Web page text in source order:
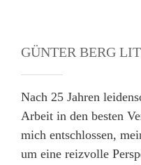
GÜNTER BERG
Nach 25 Jahren
Arbeit in den besten
mich entschlossen,
um eine reizvolle